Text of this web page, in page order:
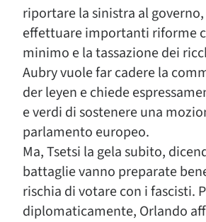
riportare la sinistra al governo,
effettuare importanti riforme
minimo e la tassazione dei
Aubry vuole far cadere la
der leyen e chiede
e verdi di sostenere una
parlamento europeo.
Ma, Tsetsi la gela subito,
battaglie vanno preparate
rischia di votare con i fascisti.
diplomaticamente, Orlando